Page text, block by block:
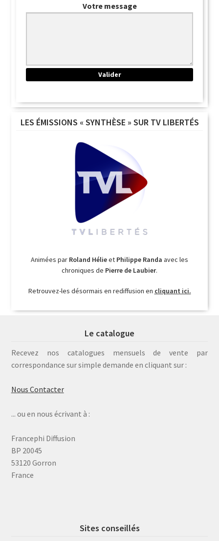
Votre message
LES ÉMISSIONS « SYNTHÈSE » SUR TV LIBERTÉS
Animées par Roland Hélieet Philippe Randa avec les
chroniques de Pierre de Laubier.
Retrouvez-les désormais en rediffusion en cliquant ici.
Le catalogue
Recevez nos catalogues mensuels de vente par
correspondance sur simple demande en cliquant sur :
Nous Contacter
... ou en nous écrivant à :
Francephi Diffusion
BP 20045
53120 Gorron
France
Sites conseillés